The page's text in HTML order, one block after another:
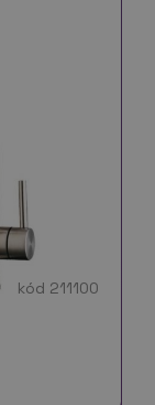
kód 211100